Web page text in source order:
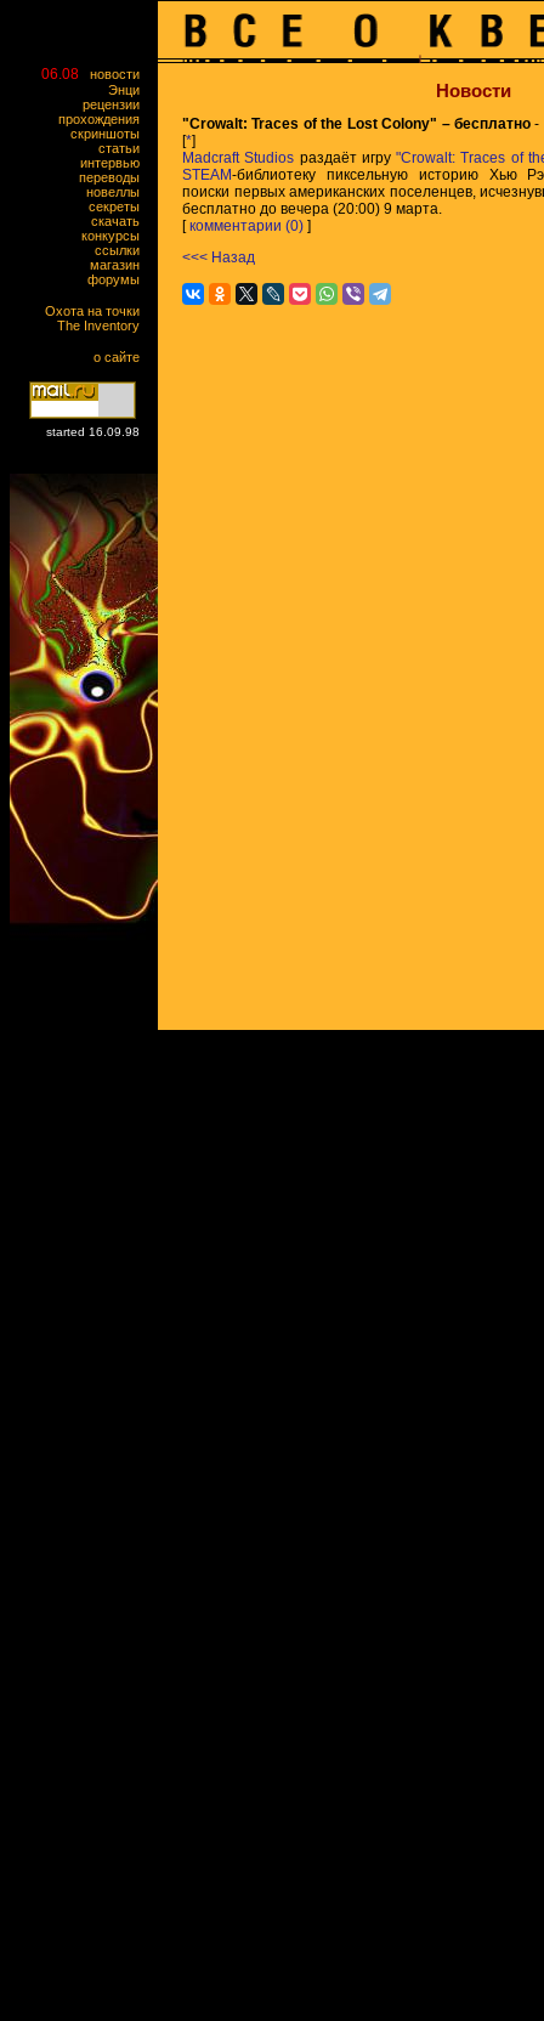
06.08
новости
Энци
рецензии
прохождения
скриншоты
статьи
интервью
переводы
новеллы
секреты
скачать
конкурсы
ссылки
магазин
форумы
Охота на точки
The Inventory
о сайте
started 16.09.98
Новости
"Crowalt: Traces of the Lost Colony" – бесплатно-
[*]
Madcraft Studios раздаёт игру "Crowalt: Traces of
STEAM-библиотеку пиксельную историю Хью
поиски первых американских поселенцев,
бесплатно до вечера (20:00) 9 марта.
[комментарии (0) ]
<<< Назад